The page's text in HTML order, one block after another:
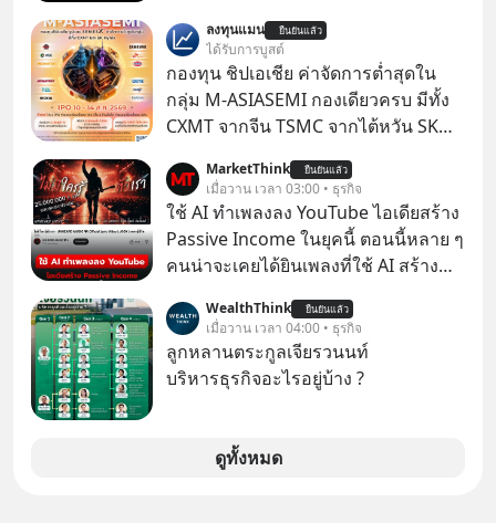
เปลี่ยนสี” McConaughey ดาราดาวรุ่ง
ในยุคหนึ่ง เคยปฏิเสธเงินค่าตัวหนังรอม
คอมที่สูงถึง 14.5 ล้านดอลลาร์ (หรือ
ราว 500 ล้านบาท) เพียงเพราะเขาไม่
ตามมาคือ โทรศัพท์ของเขากลายเป็น
ความเงียบสนิทนานถึง 14 เดือนเต็ม แต่
ความเงียบและ "ไฟแดง" ในวันนั้นกลับ
กลายเป็นการถอยหลังเพื่อตั้งหลัก จนส่ง
ให้เขาก้าวขึ้นไปยืนถือรางวัลออสการ์
ในบทบาทที่เปลี่ยนชีวิตเขาไปตลอดกาล
ใน MM EP. นี้ เราจะมาร่วมถอดรหัส
และปรับวิธีคิดกันว่า Greenlight (ไฟ
เขียว) จะสร้างมันขึ้นมาล่วงหน้าด้วย
สัญญาณเตือน และชะลอตัวอย่างมีสติ
ลงทุนแมน ยืนยันแล้ว
ได้รับการบูสต์
กองทุน ชิปเอเชีย ค่าจัดการต่ำสุดใน
กลุ่ม M-ASIASEMI กองเดียวครบ มีทั้ง
CXMT จากจีน TSMC จากไต้หวัน SK
MarketThink ยืนยันแล้ว
เมื่อวาน เวลา 03:00 • ธุรกิจ
ใช้ AI ทำเพลงลง YouTube ไอเดียสร้าง
Passive Income ในยุคนี้ ตอนนี้หลาย ๆ
คนน่าจะเคยได้ยินเพลงที่ใช้ AI สร้าง
รู้ตัวเรา” จากช่องชื่อว่า UNHEARD
MUSIC ที่ตอนนี้มียอดรับชมกว่า 26
ล้านครั้งแล้ว
WealthThink ยืนยันแล้ว
เมื่อวาน เวลา 04:00 • ธุรกิจ
ลูกหลานตระกูลเจียรวนนท์
บริหารธุรกิจอะไรอยู่บ้าง ?
ดูทั้งหมด